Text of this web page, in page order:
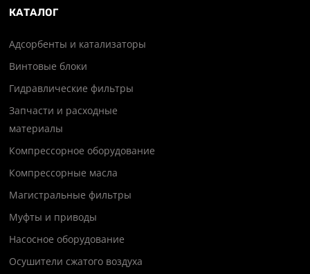
КАТАЛОГ
Адсорбенты и катализаторы
Винтовые блоки
Гидравлические фильтры
Запчасти и расходные
материалы
Компрессорное оборудование
Компрессорные масла
Магистральные фильтры
Муфты и приводы
Насосное оборудование
Осушители сжатого воздуха